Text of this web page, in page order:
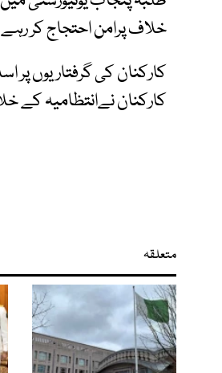
خلاف پرامن احتجاج کر
کارکنان کی گرفتاریوں پر
کارکنان نےانتظامیہ کے
متعلقہ